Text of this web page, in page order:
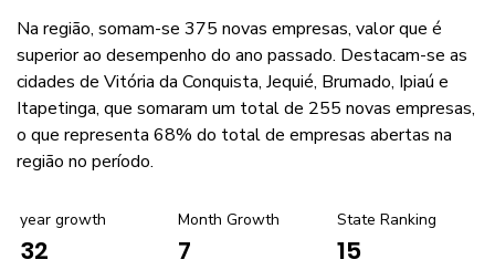
Na região, somam-se 375 novas empresas, valor que é
superior ao desempenho do ano passado. Destacam-se as
cidades de Vitória da Conquista, Jequié, Brumado, Ipiaú e
Itapetinga, que somaram um total de 255 novas empresas,
o que representa 68% do total de empresas abertas na
região no período.
year growth
32
Month Growth
7
State Ranking
15